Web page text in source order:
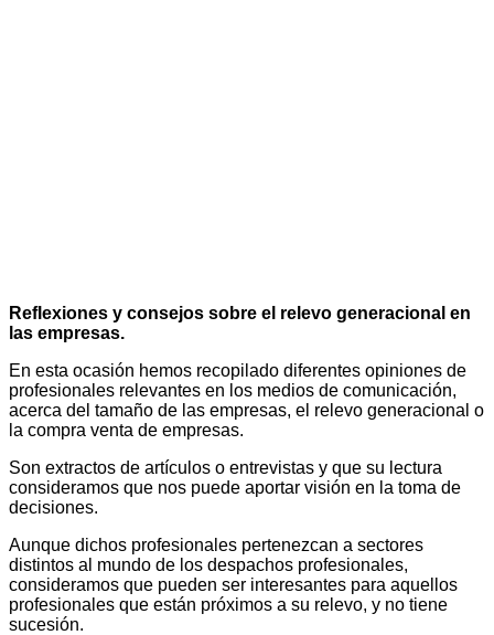
Reflexiones y consejos sobre el relevo generacional en
las empresas.
En esta ocasión hemos recopilado diferentes opiniones de
profesionales relevantes en los medios de comunicación,
acerca del tamaño de las empresas, el relevo generacional o
la compra venta de empresas.
Son extractos de artículos o entrevistas y que su lectura
consideramos que nos puede aportar visión en la toma de
decisiones.
Aunque dichos profesionales pertenezcan a sectores
distintos al mundo de los despachos profesionales,
consideramos que pueden ser interesantes para aquellos
profesionales que están próximos a su relevo, y no tiene
sucesión.